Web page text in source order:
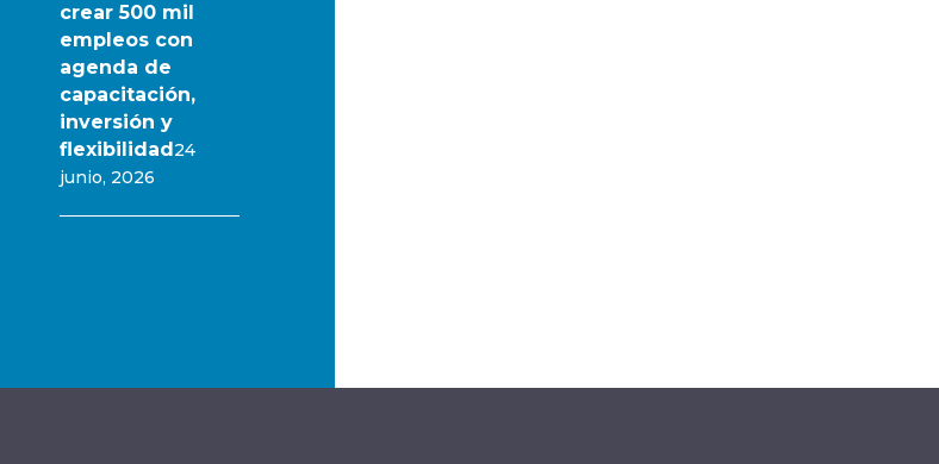
crear 500 mil
empleos con
agenda de
capacitación,
inversión y
flexibilidad24
junio, 2026